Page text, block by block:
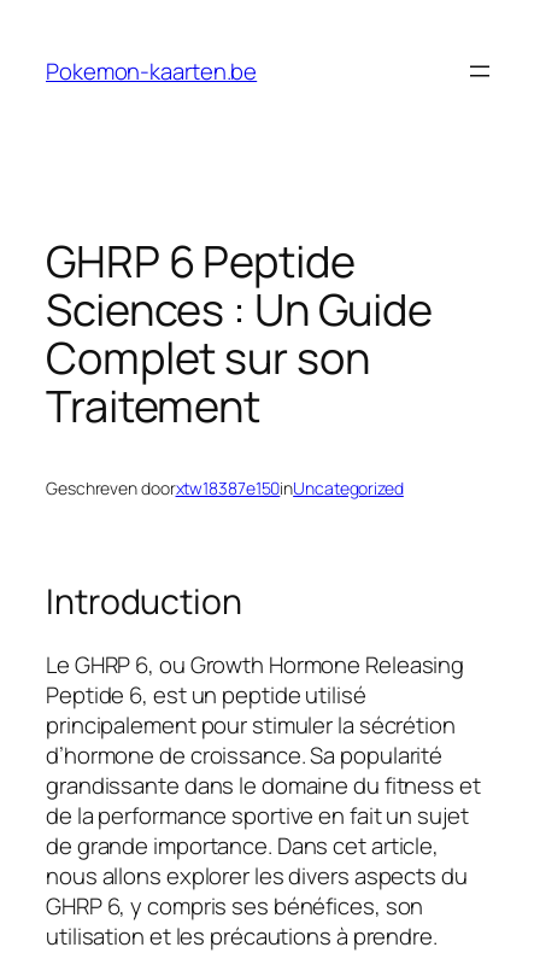
Pokemon-kaarten.be
GHRP 6 Peptide
Sciences : Un Guide
Complet sur son
Traitement
Geschreven doorxtw18387e150inUncategorized
Introduction
Le GHRP 6, ou Growth Hormone Releasing
Peptide 6, est un peptide utilisé
principalement pour stimuler la sécrétion
d’hormone de croissance. Sa popularité
grandissante dans le domaine du fitness et
de la performance sportive en fait un sujet
de grande importance. Dans cet article,
nous allons explorer les divers aspects du
GHRP 6, y compris ses bénéfices, son
utilisation et les précautions à prendre.